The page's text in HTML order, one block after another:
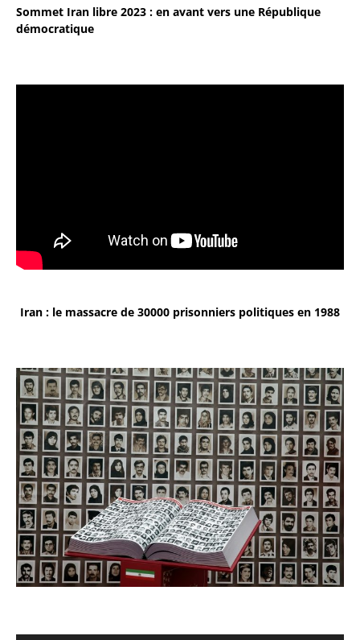
Sommet Iran libre 2023 : en avant vers une République
démocratique
Iran : le massacre de 30000 prisonniers politiques en 1988